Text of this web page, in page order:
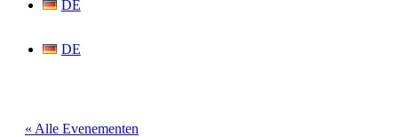
DE
DE
« Alle Evenementen